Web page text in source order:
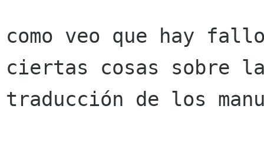
como veo que hay
ciertas cosas sobre
traducción de los